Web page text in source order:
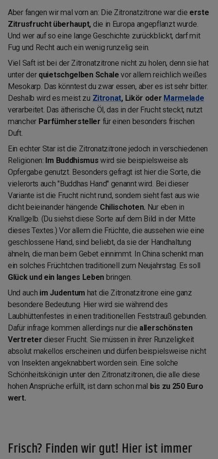
Aber fangen wir mal vorn an: Die Zitronatzitrone war die erste
Zitrusfrucht überhaupt, die in Europa angepflanzt wurde.
Und wer auf so eine lange Geschichte zurückblickt, darf mit
Fug und Recht auch ein wenig runzelig sein.
Viel Saft ist bei der Zitronatzitrone nicht zu holen, denn sie hat
unter der quietschgelben Schalevor allem reichlich weißes
Mesokarp. Das könntest du zwar essen, aber es ist sehr bitter.
Deshalb wird es meist zu Zitronat, Likör oder Marmelade
verarbeitet. Das ätherische Öl, das in der Frucht steckt, nutzt
mancher Parfümhersteller für einen besonders frischen
Duft.
Ein echter Star ist die Zitronatzitrone jedoch in verschiedenen
Religionen: Im Buddhismus wird sie beispielsweise als
Opfergabe genutzt. Besonders gefragt ist hier die Sorte, die
vielerorts auch "Buddhas Hand" genannt wird. Bei dieser
Variante ist die Frucht nicht rund, sondern sieht fast aus wie
dicht beieinander hängende Chilischoten. Nur eben in
Knallgelb. (Du siehst diese Sorte auf dem Bild in der Mitte
dieses Textes.) Vor allem die Früchte, die aussehen wie eine
geschlossene Hand, sind beliebt, da sie der Handhaltung
ähneln, die man beim Gebet einnimmt. In China schenkt man
ein solches Früchtchen traditionell zum Neujahrstag. Es soll
Glück und ein langes Leben bringen.
Und auch im Judentum hat die Zitronatzitrone eine ganz
besondere Bedeutung. Hier wird sie während des
Laubhüttenfestes in einen traditionellen Feststrauß gebunden.
Dafür infrage kommen allerdings nur die allerschönsten
Vertreter dieser Frucht. Sie müssen in ihrer Runzeligkeit
absolut makellos erscheinen und dürfen beispielsweise nicht
von Insekten angeknabbert worden sein. Eine solche
Schönheitskönigin unter den Zitronatzitronen, die alle diese
hohen Ansprüche erfüllt, ist dann schon mal bis zu 250 Euro
wert.
Frisch? Finden wir gut! Hier ist immer